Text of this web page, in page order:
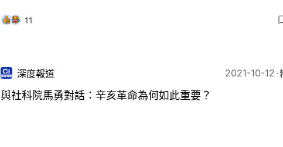
11
深度報道 2021-10-12
與社科院馬勇對話：辛亥革命為何如此重要？